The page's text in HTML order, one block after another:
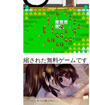
縮された無料ゲームです